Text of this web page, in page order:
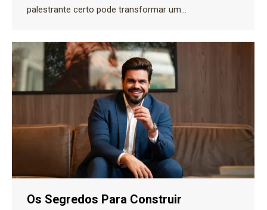
palestrante certo pode transformar um…
Os Segredos Para Construir